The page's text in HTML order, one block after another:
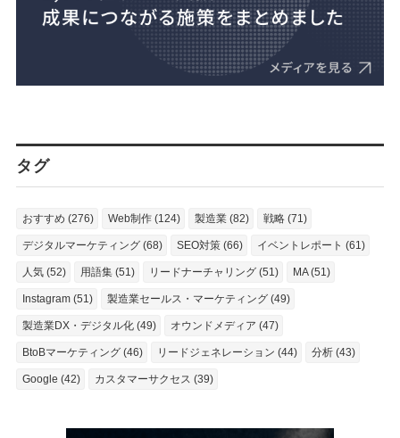
タグ
おすすめ (276) Web制作 (124) 製造業 (82) 戦略 (71)
デジタルマーケティング (68) SEO対策 (66) イベントレポート (61)
人気 (52) 用語集 (51) リードナーチャリング (51) MA (51)
Instagram (51) 製造業セールス・マーケティング (49)
製造業DX・デジタル化 (49) オウンドメディア (47)
BtoBマーケティング (46) リードジェネレーション (44) 分析 (43)
Google (42) カスタマーサクセス (39)